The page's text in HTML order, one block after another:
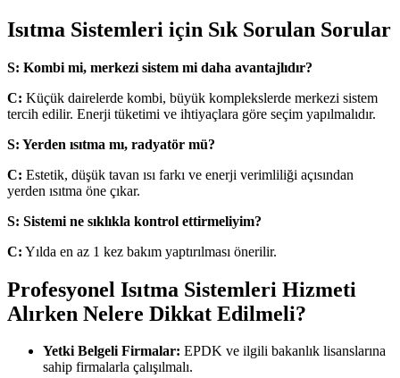
Isıtma Sistemleri için Sık Sorulan Sorular
S: Kombi mi, merkezi sistem mi daha avantajlıdır?
C: Küçük dairelerde kombi, büyük komplekslerde merkezi sistem
tercih edilir. Enerji tüketimi ve ihtiyaçlara göre seçim yapılmalıdır.
S: Yerden ısıtma mı, radyatör mü?
C: Estetik, düşük tavan ısı farkı ve enerji verimliliği açısından
yerden ısıtma öne çıkar.
S: Sistemi ne sıklıkla kontrol ettirmeliyim?
C: Yılda en az 1 kez bakım yaptırılması önerilir.
Profesyonel Isıtma Sistemleri Hizmeti
Alırken Nelere Dikkat Edilmeli?
Yetki Belgeli Firmalar: EPDK ve ilgili bakanlık lisanslarına
sahip firmalarla çalışılmalı.